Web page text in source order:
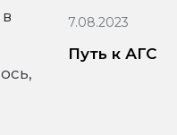
7.08.2023
Путь к АГС